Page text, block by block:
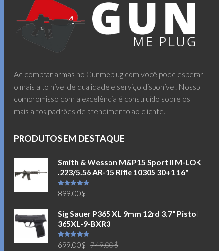
Ao comprar armas no Gunmeplug.com você pode esperar
o mais alto nível de qualidade e serviço disponível. Nosso
compromisso com a excelência é construído sobre os
mais altos padrões de atendimento ao cliente.
PRODUTOS EM DESTAQUE
Smith & Wesson M&P15 Sport II M-LOK
.223/5.56 AR-15 Rifle 10305 30+1 16"
Avaliação
5.00de 5
899.00$
Sig Sauer P365 XL 9mm 12rd 3.7" Pistol
365XL-9-BXR3
Avaliação
5.00de 5 749.00$
699.00$